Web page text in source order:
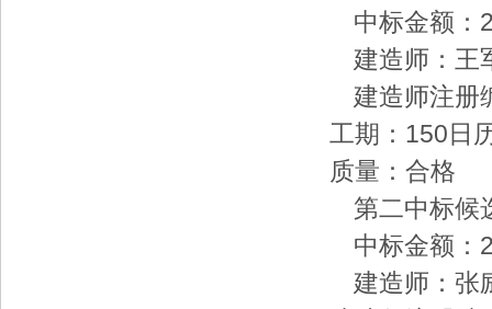
中标金额：
建造师：王
建造师注册
工期：150日
质量：合格
第二中标候选
中标金额：
建造师：张